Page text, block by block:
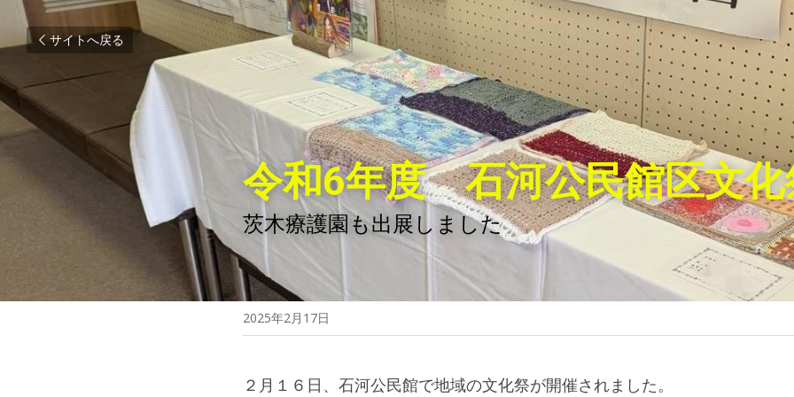
サイトへ戻る
令和6年度　石河公民館区文化
茨木療護園も出展しました
2025年2月17日
２月１６日、石河公民館で地域の文化祭が開催されました。